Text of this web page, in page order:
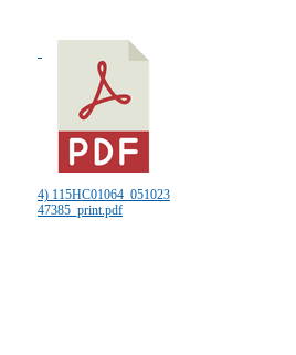
4) 115HC01064_051023
47385_print.pdf